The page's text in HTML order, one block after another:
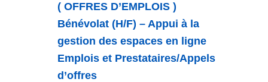
( OFFRES D’EMPLOIS )
Bénévolat (H/F) – Appui à la
gestion des espaces en ligne
Emplois et Prestataires/Appels
d’offres